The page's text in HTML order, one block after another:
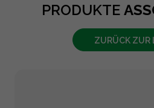
PRODUKTE
ZURÜCK ZUR